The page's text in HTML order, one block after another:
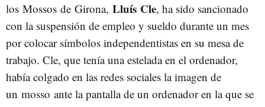
los Mossos de Girona, Lluís Cle, ha sido sancionado
con la suspensión de empleo y sueldo durante un mes
por colocar símbolos independentistas en su mesa de
trabajo. Cle, que tenía una estelada en el ordenador,
había colgado en las redes sociales la imagen de
un mosso ante la pantalla de un ordenador en la que se